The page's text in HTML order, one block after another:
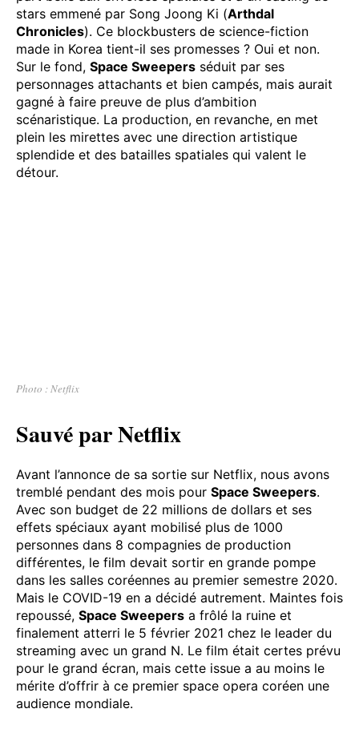
stars emmené par Song Joong Ki (Arthdal
Chronicles). Ce blockbusters de science-fiction
made in Korea tient-il ses promesses ? Oui et non.
Sur le fond, Space Sweepers séduit par ses
personnages attachants et bien campés, mais aurait
gagné à faire preuve de plus d’ambition
scénaristique. La production, en revanche, en met
plein les mirettes avec une direction artistique
splendide et des batailles spatiales qui valent le
détour.
Photo : Netflix
Sauvé par Netflix
Avant l’annonce de sa sortie sur Netflix, nous avons
tremblé pendant des mois pour Space Sweepers.
Avec son budget de 22 millions de dollars et ses
effets spéciaux ayant mobilisé plus de 1000
personnes dans 8 compagnies de production
différentes, le film devait sortir en grande pompe
dans les salles coréennes au premier semestre 2020.
Mais le COVID-19 en a décidé autrement. Maintes fois
repoussé, Space Sweepers a frôlé la ruine et
finalement atterri le 5 février 2021 chez le leader du
streaming avec un grand N. Le film était certes prévu
pour le grand écran, mais cette issue a au moins le
mérite d’offrir à ce premier space opera coréen une
audience mondiale.